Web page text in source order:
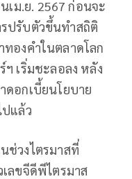
เม.ย. 2567 ก่อนจะ
ปรับตัวขึ้นทำสถิติ
องคำในตลาดโลก
เริ่มชะลอลง หลัง
อกเบี้ยนโยบาย
แล้ว
ช่วงไตรมาสที่
ลขจีดีพีไตรมาส